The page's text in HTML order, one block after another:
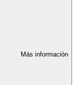
Más información